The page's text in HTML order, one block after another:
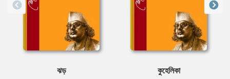
ঝড় কুহেলিকা